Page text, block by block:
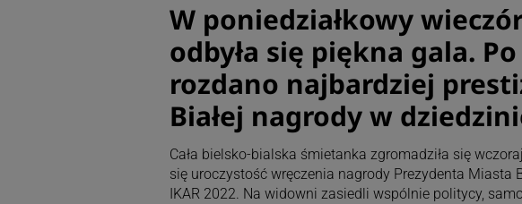
W poniedziałkowy
odbyła się piękna gala.
rozdano najbardziej
Białej nagrody w
Cała bielsko-bialska śmietanka zgromadziła się
się uroczystość wręczenia nagrody Prezydenta Miasta
IKAR 2022. Na widowni zasiedli wspólnie politycy,